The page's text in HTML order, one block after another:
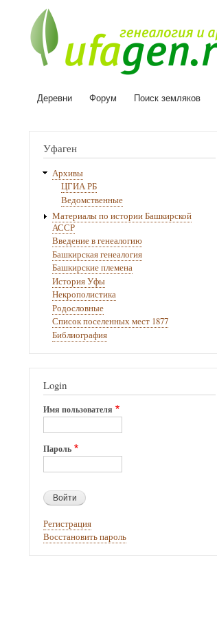
Основная
Деревни Форум Поиск земляков
Уфаген
Архивы
ЦГИА РБ
Ведомственные
Материалы по истории Башкирской
АССР
Введение в генеалогию
Башкирская генеалогия
Башкирские племена
История Уфы
Некрополистика
Родословные
Список поселенных мест 1877
Библиография
Login
Имя пользователя
Пароль
Регистрация
Восстановить пароль